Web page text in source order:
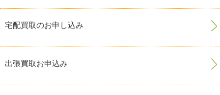
宅配買取のお申し込み
出張買取お申込み